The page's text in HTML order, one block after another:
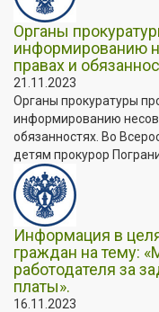
Органы
информированию
правах и
21.11.2023
Органы прокуратуры
информированию
обязанностях. Во
детям прокурор
Информация в
граждан на тему:
работодателя за
платы».
16.11.2023